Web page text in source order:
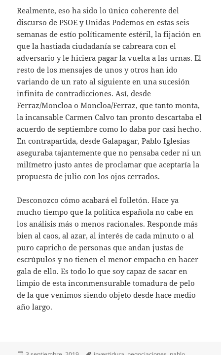
Realmente, eso ha sido lo único coherente del
discurso de PSOE y Unidas Podemos en estas seis
semanas de estío políticamente estéril, la fijación en
que la hastiada ciudadanía se cabreara con el
adversario y le hiciera pagar la vuelta a las urnas. El
resto de los mensajes de unos y otros han ido
variando de un rato al siguiente en una sucesión
infinita de contradicciones. Así, desde
Ferraz/Moncloa o Moncloa/Ferraz, que tanto monta,
la incansable Carmen Calvo tan pronto descartaba el
acuerdo de septiembre como lo daba por casi hecho.
En contrapartida, desde Galapagar, Pablo Iglesias
aseguraba tajantemente que no pensaba ceder ni un
milímetro justo antes de proclamar que aceptaría la
propuesta de julio con los ojos cerrados.
Desconozco cómo acabará el folletón. Hace ya
mucho tiempo que la política española no cabe en
los análisis más o menos racionales. Responde más
bien al caos, al azar, al interés de cada minuto o al
puro capricho de personas que andan justas de
escrúpulos y no tienen el menor empacho en hacer
gala de ello. Es todo lo que soy capaz de sacar en
limpio de esta inconmensurable tomadura de pelo
de la que venimos siendo objeto desde hace medio
año largo.